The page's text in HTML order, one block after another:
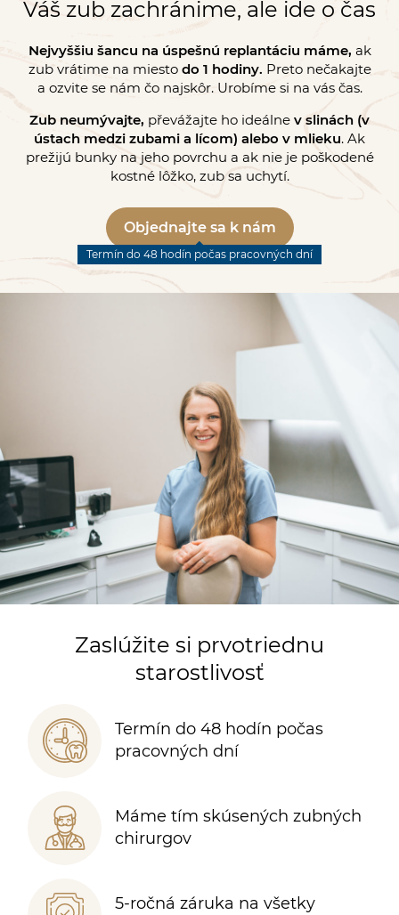
Váš zub zachránime, ale ide o čas
Nejvyššiu šancu na úspešnú replantáciu máme, ak
zub vrátime na miestodo 1 hodiny. Preto nečakajte
a ozvite se nám čo najskôr. Urobíme si na vás čas.
Zub neumývajte, převážajte ho ideálne v slinách (v
ústach medzi zubami a lícom) alebo v mlieku. Ak
prežijú bunky na jeho povrchu a ak nie je poškodené
kostné lôžko, zub sa uchytí.
Objednajte sa k nám
Termín do 48 hodín počas pracovných dní
Zaslúžite si prvotriednu
starostlivosť
Termín do 48 hodín počas
pracovných dní
Máme tím skúsených zubných
chirurgov
5-ročná záruka na všetky